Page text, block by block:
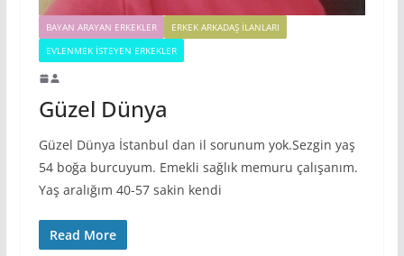
BAYAN ARAYAN ERKEKLER
ERKEK ARKADAŞ ILANLARI
EVLENMEK İSTEYEN ERKEKLER
Güzel Dünya
Güzel Dünya İstanbul dan il sorunum yok.Sezgin yaş
54 boğa burcuyum. Emekli sağlık memuru çalışanım.
Yaş aralığım 40-57 sakin kendi
Read More